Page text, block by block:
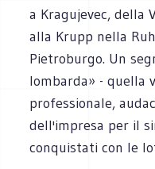
a Kragujevec, della
alla Krupp nella
Pietroburgo. Un
lombarda» - quella
professionale,
dell'impresa per il
conquistati con le